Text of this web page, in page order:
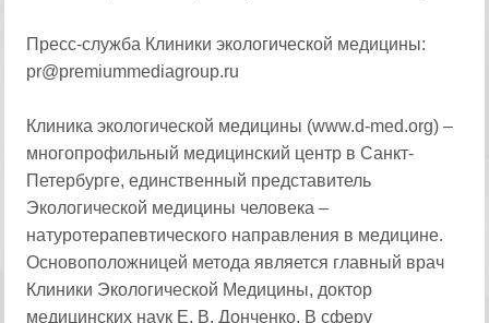
Пресс-служба Клиники экологической медицины:
pr@premiummediagroup.ru
Клиника экологической медицины (www.d-med.org) –
многопрофильный медицинский центр в Санкт-
Петербурге, единственный представитель
Экологической медицины человека –
натуротерапевтического направления в медицине.
Основоположницей метода является главный врач
Клиники Экологической Медицины, доктор
медицинских наук Е. В. Донченко. В сферу